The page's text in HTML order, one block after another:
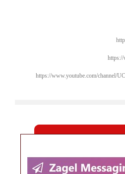
https://www.youtube.com/channel/